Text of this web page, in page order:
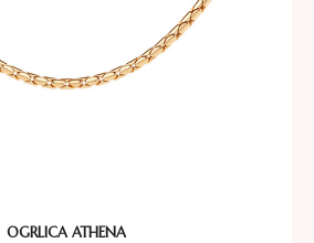
OGRLICA ATHENA